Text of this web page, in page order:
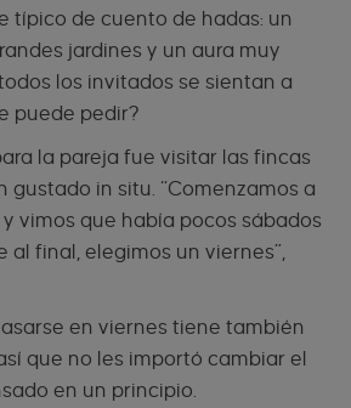
típico de cuento de hadas: un
jardines y un aura muy
los invitados se sientan a
puede pedir?
la pareja fue visitar las fincas
gustado in situ. “Comenzamos a
vimos que había pocos sábados
al final, elegimos un viernes”,
en viernes tiene también
que no les importó cambiar el
en un principio.